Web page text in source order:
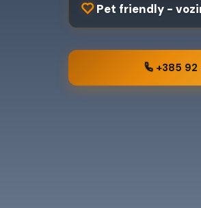
Pet friendly -
+385 92